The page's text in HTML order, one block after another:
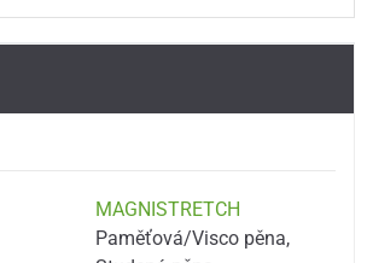
MAGNISTRETCH
Paměťová/Visco pěna,